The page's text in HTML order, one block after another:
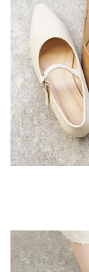
23.0cm
24.0cm
25.0cm
26.0cm